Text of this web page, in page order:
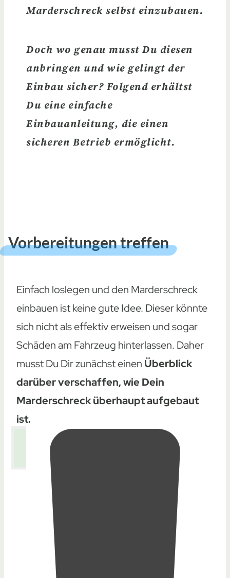
Marderschreck selbst einzubauen.
Doch wo genau musst Du diesen
anbringen und wie gelingt der
Einbau sicher? Folgend erhältst
Du eine einfache
Einbauanleitung, die einen
sicheren Betrieb ermöglicht.
Vorbereitungen treffen
Einfach loslegen und den Marderschreck
einbauen ist keine gute Idee. Dieser könnte
sich nicht als effektiv erweisen und sogar
Schäden am Fahrzeug hinterlassen. Daher
musst Du Dir zunächst einen Überblick
darüber verschaffen, wie Dein
Marderschreck überhaupt aufgebaut
ist.